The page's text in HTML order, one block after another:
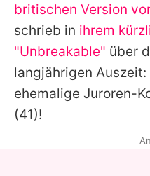
Utiq
britischen Version
schrieb in ihrem
"Unbreakable" über
langjährigen Auszeit:
ehemalige Juroren-
(41)!